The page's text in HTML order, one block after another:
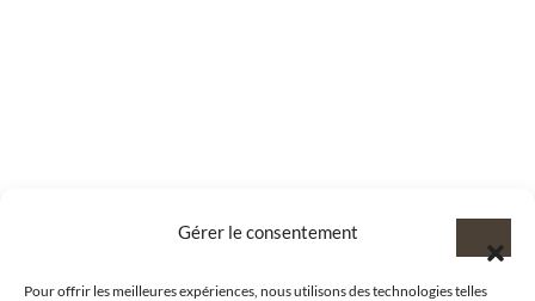
Gérer le consentement
Pour offrir les meilleures expériences, nous utilisons des technologies telles